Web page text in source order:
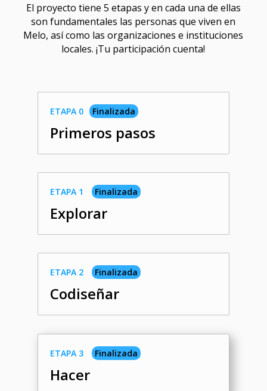
El proyecto tiene 5 etapas y en cada una de ellas
son fundamentales las personas que viven en
Melo, así como las organizaciones e instituciones
locales. ¡Tu participación cuenta!
ETAPA 0 Finalizada
Primeros pasos
ETAPA 1 Finalizada
Explorar
ETAPA 2 Finalizada
Codiseñar
ETAPA 3 Finalizada
Hacer